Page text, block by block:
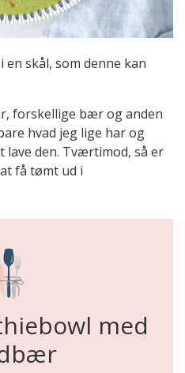
skål, som denne kan
forskellige bær og anden
hvad jeg lige har og
lave den. Tværtimod, så er
få tømt ud i
med